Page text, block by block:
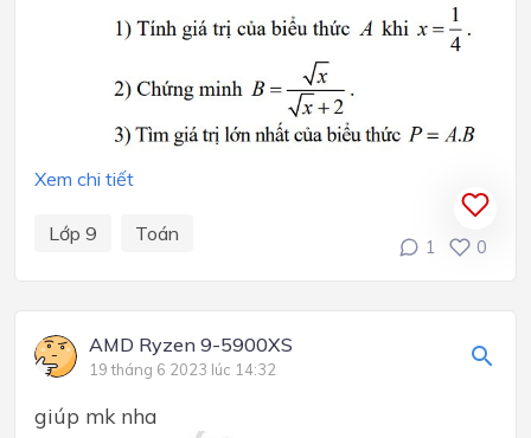
Xem chi tiết
Lớp 9 Toán
1 0
AMD Ryzen 9-5900XS
19 tháng 6 2023 lúc 14:32
giúp mk nha